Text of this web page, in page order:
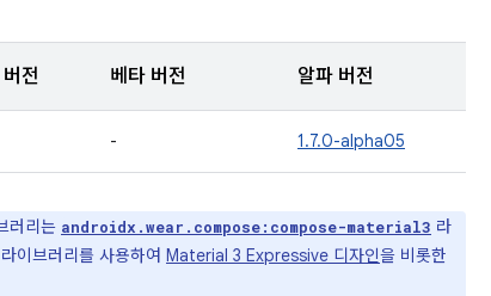
전 베타 버전 알파 버전
- 1.7.0-alpha05
러리는 androidx.wear.compose:compose-material3 라
이브러리를 사용하여 Material 3 Expressive 디자인을 비롯한